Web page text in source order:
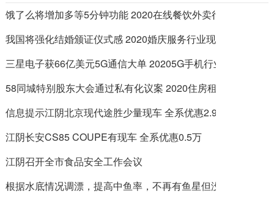
饿了么将增加多等5分钟功能 2020在线餐饮外卖行业现状及
我国将强化结婚颁证仪式感 2020婚庆服务行业现状及发展前
三星电子获66亿美元5G通信大单 20205G手机行业现状及发
58同城特别股东大会通过私有化议案 2020住房租赁行业现状
信息提示江阴北京现代途胜少量现车 全系优惠2.9万
江阴长安CS85 COUPE有现车 全系优惠0.5万
江阴召开全市食品安全工作会议
根据水底情况调漂，提高中鱼率，不再有鱼星但没鱼口